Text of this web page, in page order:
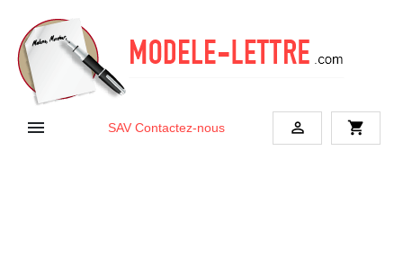
 SAV Contactez-nous  shopping_cart